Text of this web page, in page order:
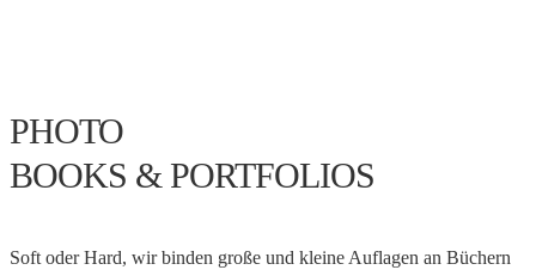
PHOTO
BOOKS & PORTFOLIOS
Soft oder Hard, wir binden große und kleine Auflagen an Büchern